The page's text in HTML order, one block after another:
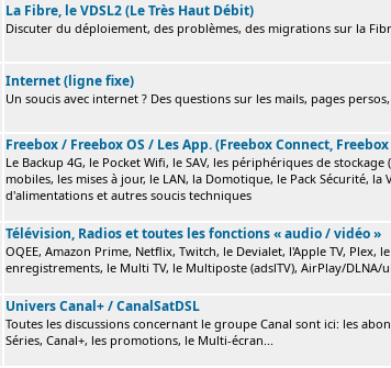
La Fibre, le VDSL2 (Le Très Haut Débit)
Discuter du déploiement, des problèmes, des migrations sur la
Internet (ligne fixe)
Un soucis avec internet ? Des questions sur les mails, pages
Freebox / Freebox OS / Les App. (Freebox Connect,
Le Backup 4G, le Pocket Wifi, le SAV, les périphériques de
mobiles, les mises à jour, le LAN, la Domotique, le Pack Sécurité,
d'alimentations et autres soucis techniques
Télévision, Radios et toutes les fonctions « audio / vidéo »
OQEE, Amazon Prime, Netflix, Twitch, le Devialet, l'Apple TV, Plex,
enregistrements, le Multi TV, le Multiposte (adslTV), AirPlay/DLNA/
Univers Canal+ / CanalSatDSL
Toutes les discussions concernant le groupe Canal sont ici: les
Séries, Canal+, les promotions, le Multi-écran...